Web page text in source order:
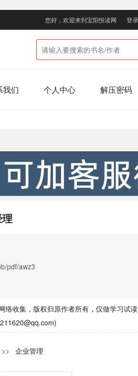
您好，欢迎来到宝阳悦读网 登录
我们 个人中心 解压密码
pdf/awz3
络收集，版权归原作者所有，仅做学习试
>> 企业管理